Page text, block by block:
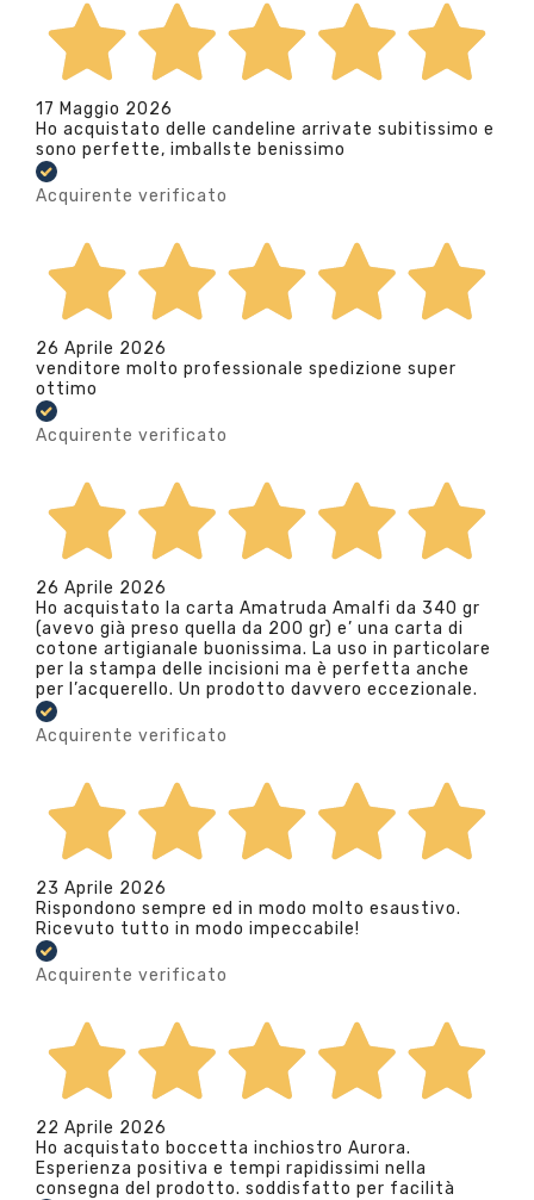
17 Maggio 2026
Ho acquistato delle candeline arrivate subitissimo e
sono perfette, imballste benissimo
Acquirente verificato
26 Aprile 2026
venditore molto professionale spedizione super
ottimo
Acquirente verificato
26 Aprile 2026
Ho acquistato la carta Amatruda Amalfi da 340 gr
(avevo già preso quella da 200 gr) e’ una carta di
cotone artigianale buonissima. La uso in particolare
per la stampa delle incisioni ma è perfetta anche
per l’acquerello. Un prodotto davvero eccezionale.
Acquirente verificato
23 Aprile 2026
Rispondono sempre ed in modo molto esaustivo.
Ricevuto tutto in modo impeccabile!
Acquirente verificato
22 Aprile 2026
Ho acquistato boccetta inchiostro Aurora.
Esperienza positiva e tempi rapidissimi nella
consegna del prodotto. soddisfatto per facilità